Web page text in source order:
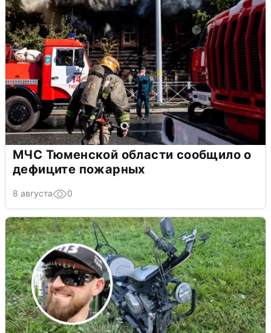
МЧС Тюменской области сообщило о
дефиците пожарных
8 августа 0